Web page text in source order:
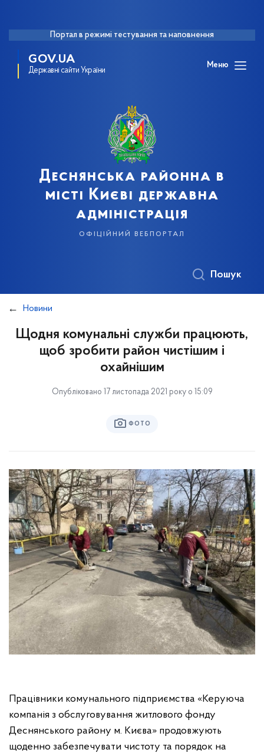
Портал в режимі тестування та наповнення
GOV.UA
Державні сайти України
Меню
Деснянська районна в
місті Києві державна
адміністрація
офіційний вебпортал
Пошук
Новини
Щодня комунальні служби працюють,
щоб зробити район чистішим і
охайнішим
Опубліковано 17 листопада 2021 року о 15:09
ФОТО
Працівники комунального підприємства «Керуюча
компанія з обслуговування житлового фонду
Деснянського району м. Києва» продовжують
щоденно забезпечувати чистоту та порядок на